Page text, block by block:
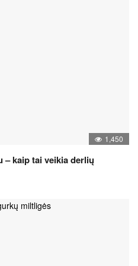
1,450
– kaip tai veikia derlių